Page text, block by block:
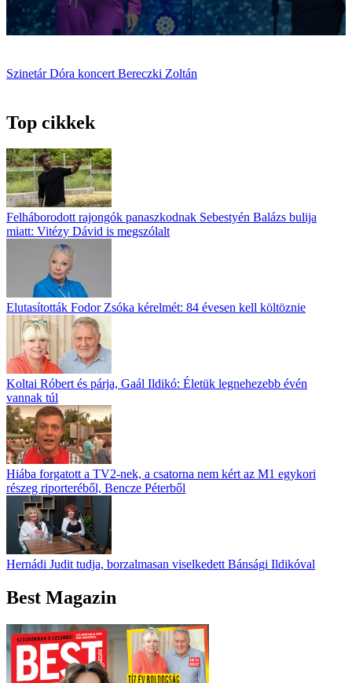
2
seconds
Szinetár Dóra koncert Bereczki Zoltán
Top cikkek
Felháborodott rajongók panaszkodnak Sebestyén Balázs bulija
miatt: Vitézy Dávid is megszólalt
Elutasították Fodor Zsóka kérelmét: 84 évesen kell költöznie
Koltai Róbert és párja, Gaál Ildikó: Életük legnehezebb évén
vannak túl
Hiába forgatott a TV2-nek, a csatorna nem kért az M1 egykori
részeg riporteréből, Bencze Péterből
Hernádi Judit tudja, borzalmasan viselkedett Bánsági Ildikóval
Best Magazin